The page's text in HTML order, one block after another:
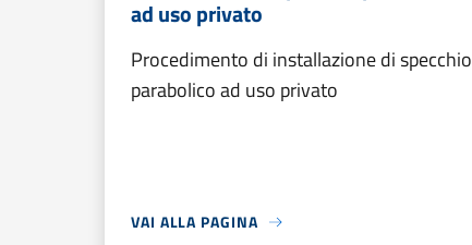
ad uso privato
Procedimento di installazione di specchio
parabolico ad uso privato
VAI ALLA PAGINA